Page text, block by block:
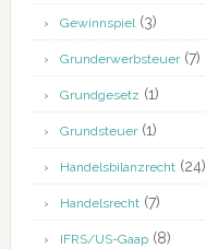
Gewinnspiel(3)
Grunderwerbsteuer(7)
Grundgesetz (1)
Grundsteuer(1)
Handelsbilanzrecht(24)
Handelsrecht(7)
IFRS/US-Gaap(8)